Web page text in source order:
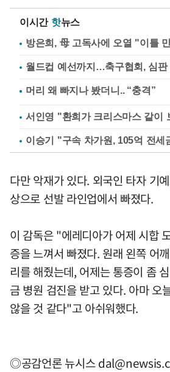
이시간 핫뉴스
방은희, 母 고독사에 오열 "이틀
월드컵 예선까지…축구협회, 심판
서인영 "환희가 크리스마스 같이
이승기 "구속 차가원, 105억 전세
다만 악재가 있다. 외국인 타자 기
상으로 선발 라인업에서 빠졌다.
이 감독은 "에레디아가 어제 시합
증을 느껴서 빠졌다. 원래 왼쪽 어
리를 해줬는데, 어제는 통증이 좀
금 병원 검진을 받고 있다. 아마 오
않을 것 같다"고 아쉬워했다.
◎공감언론 뉴시스